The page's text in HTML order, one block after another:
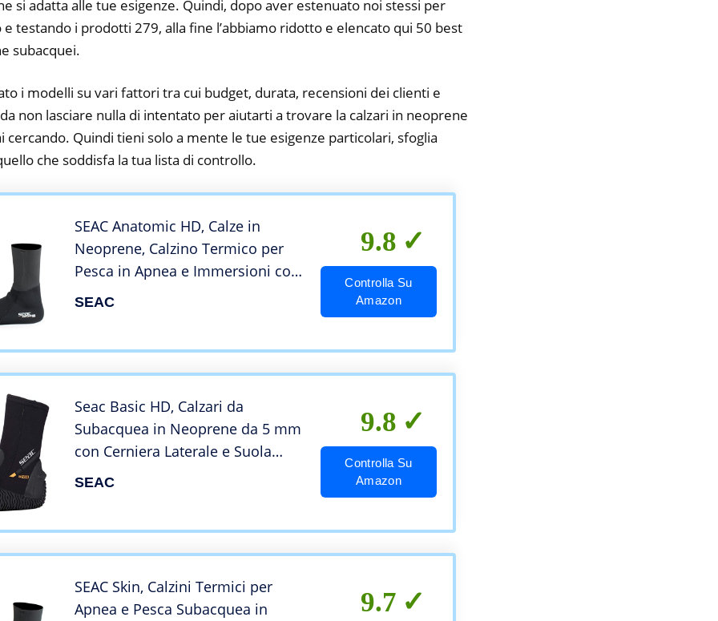
si adatta alle tue esigenze. Quindi, dopo aver estenuato noi stessi per
testando i prodotti 279, alla fine l’abbiamo ridotto e elencato qui 50 best
subacquei.
i modelli su vari fattori tra cui budget, durata, recensioni dei clienti e
non lasciare nulla di intentato per aiutarti a trovare la calzari in neoprene
cercando. Quindi tieni solo a mente le tue esigenze particolari, sfoglia
che soddisfa la tua lista di controllo.
SEAC Anatomic HD, Calze in
Neoprene, Calzino Termico per
Pesca in Apnea e Immersioni con
Pinne da Subacquea Unisex
SEAC
9.8
Controlla Su
Amazon
Seac Basic HD, Calzari da
Subacquea in Neoprene da 5 mm
con Cerniera Laterale e Suola
Semi Rigida
SEAC
9.8
Controlla Su
Amazon
SEAC Skin, Calzini Termici per
Apnea e Pesca Subacquea in
9.7